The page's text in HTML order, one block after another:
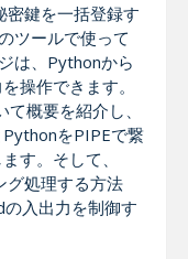
鍵を一括登録す
ツールで使って
は、Pythonから
操作できます。
概要を紹介し、
をPIPEで繋
す。そして、
グ処理する方法
入出力を制御す